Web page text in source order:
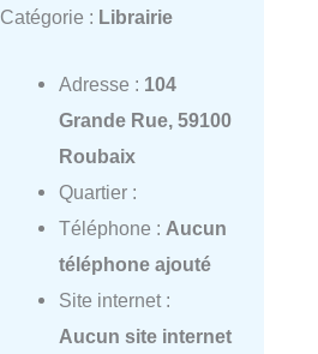
Catégorie : Librairie
Adresse : 104
Grande Rue, 59100
Roubaix
Quartier :
Téléphone : Aucun
téléphone ajouté
Site internet :
Aucun site internet